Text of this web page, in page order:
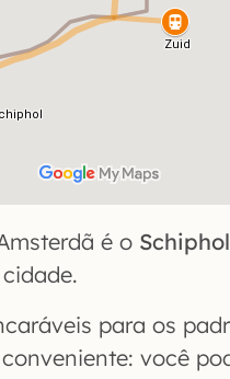
é o Schiphol
para os
você